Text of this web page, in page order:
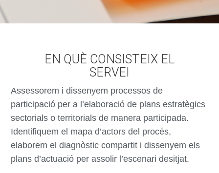
EN QUÈ CONSISTEIX EL
SERVEI
Assessorem i dissenyem processos de
participació per a l’elaboració de plans estratègics
sectorials o territorials de manera participada.
Identifiquem el mapa d’actors del procés,
elaborem el diagnòstic compartit i dissenyem els
plans d’actuació per assolir l’escenari desitjat.